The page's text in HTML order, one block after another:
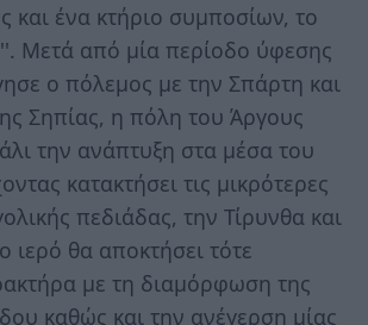
και ένα κτήριο συμποσίων, το
Μετά από μία περίοδο ύφεσης
ο πόλεμος με την Σπάρτη και
Σηπίας, η πόλη του Άργους
την ανάπτυξη στα μέσα του
κατακτήσει τις μικρότερες
πεδιάδας, την Τίρυνθα και
ιερό θα αποκτήσει τότε
με τη διαμόρφωση της
καθώς και την ανέγερση μίας